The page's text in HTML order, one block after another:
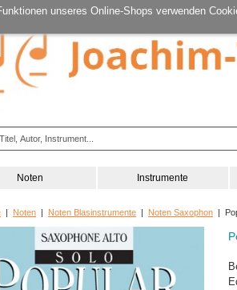
unseres Online-Shops verwenden
Noten Instrumente
| Noten | Noten Blasinstrumente | Noten Saxophon |